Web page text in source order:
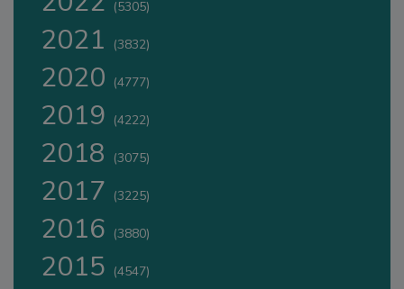
(5305)
2021 (3832)
2020 (4777)
2019 (4222)
2018 (3075)
2017 (3225)
2016 (3880)
2015 (4547)